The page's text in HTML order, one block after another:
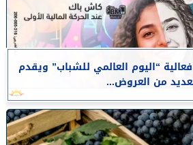
“اليوم العالمي للشباب” ويقدم
من العروض...